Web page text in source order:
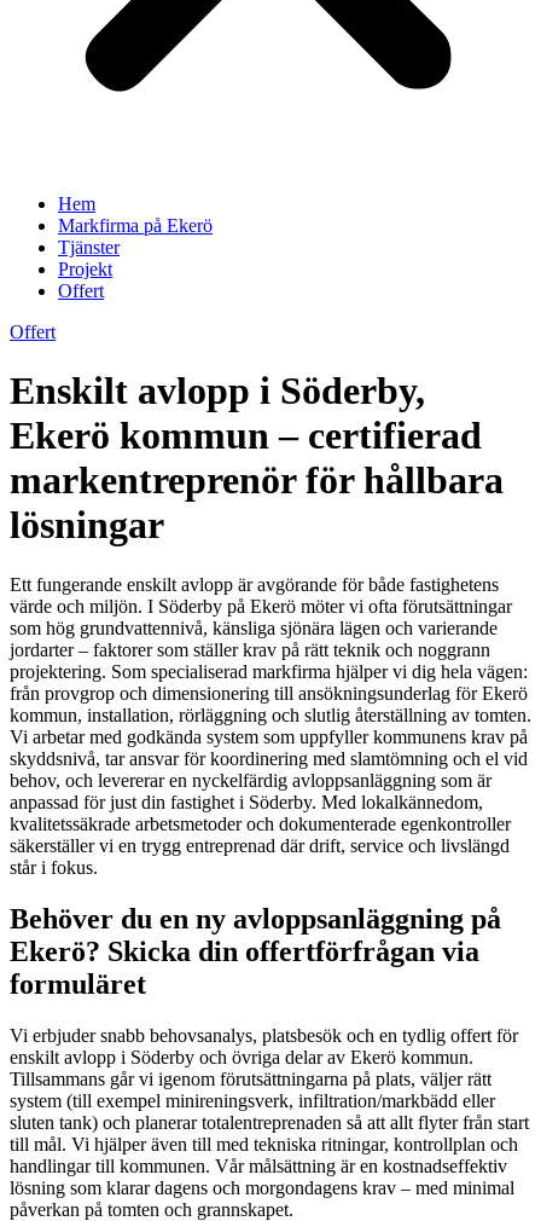
Hem
Markfirma på Ekerö
Tjänster
Projekt
Offert
Offert
Enskilt avlopp i Söderby,
Ekerö kommun – certifierad
markentreprenör för hållbara
lösningar
Ett fungerande enskilt avlopp är avgörande för både fastighetens
värde och miljön. I Söderby på Ekerö möter vi ofta förutsättningar
som hög grundvattennivå, känsliga sjönära lägen och varierande
jordarter – faktorer som ställer krav på rätt teknik och noggrann
projektering. Som specialiserad markfirma hjälper vi dig hela vägen:
från provgrop och dimensionering till ansökningsunderlag för Ekerö
kommun, installation, rörläggning och slutlig återställning av tomten.
Vi arbetar med godkända system som uppfyller kommunens krav på
skyddsnivå, tar ansvar för koordinering med slamtömning och el vid
behov, och levererar en nyckelfärdig avloppsanläggning som är
anpassad för just din fastighet i Söderby. Med lokalkännedom,
kvalitetssäkrade arbetsmetoder och dokumenterade egenkontroller
säkerställer vi en trygg entreprenad där drift, service och livslängd
står i fokus.
Behöver du en ny avloppsanläggning på
Ekerö? Skicka din offertförfrågan via
formuläret
Vi erbjuder snabb behovsanalys, platsbesök och en tydlig offert för
enskilt avlopp i Söderby och övriga delar av Ekerö kommun.
Tillsammans går vi igenom förutsättningarna på plats, väljer rätt
system (till exempel minireningsverk, infiltration/markbädd eller
sluten tank) och planerar totalentreprenaden så att allt flyter från start
till mål. Vi hjälper även till med tekniska ritningar, kontrollplan och
handlingar till kommunen. Vår målsättning är en kostnadseffektiv
lösning som klarar dagens och morgondagens krav – med minimal
påverkan på tomten och grannskapet.